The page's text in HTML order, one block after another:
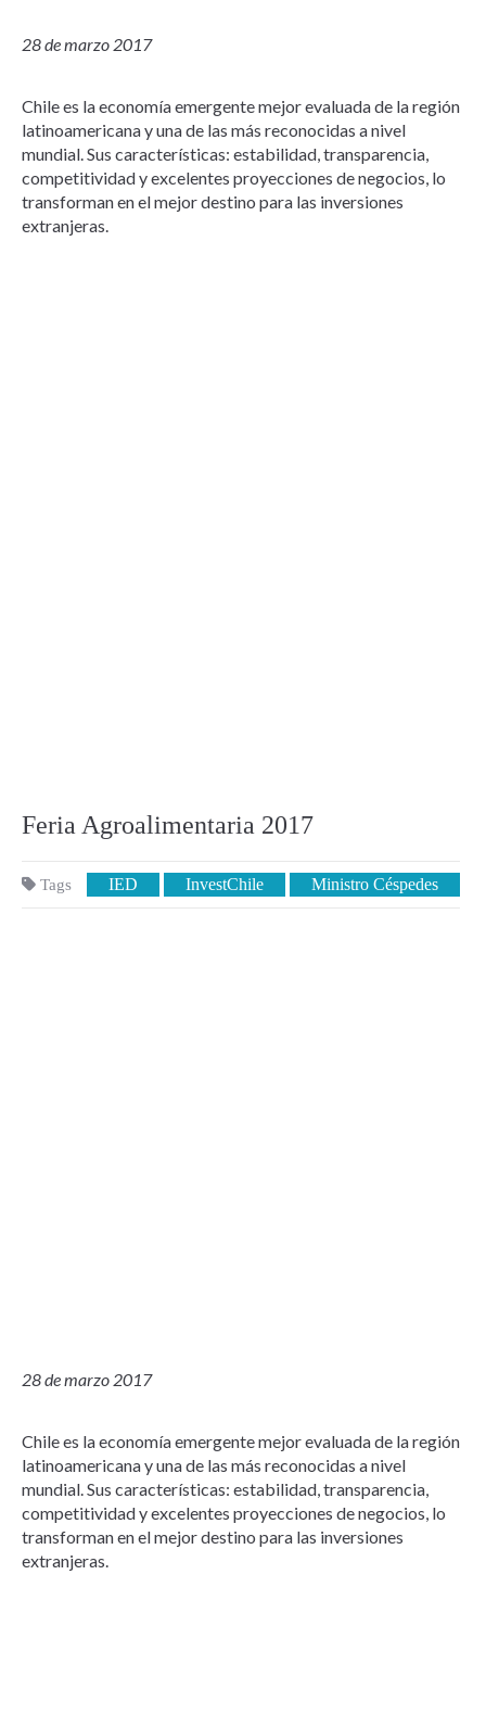
28 de marzo 2017
Chile es la economía emergente mejor evaluada de la región
latinoamericana y una de las más reconocidas a nivel
mundial. Sus características: estabilidad, transparencia,
competitividad y excelentes proyecciones de negocios, lo
transforman en el mejor destino para las inversiones
extranjeras.
Feria Agroalimentaria 2017
Tags IED InvestChile Ministro Céspedes
28 de marzo 2017
Chile es la economía emergente mejor evaluada de la región
latinoamericana y una de las más reconocidas a nivel
mundial. Sus características: estabilidad, transparencia,
competitividad y excelentes proyecciones de negocios, lo
transforman en el mejor destino para las inversiones
extranjeras.